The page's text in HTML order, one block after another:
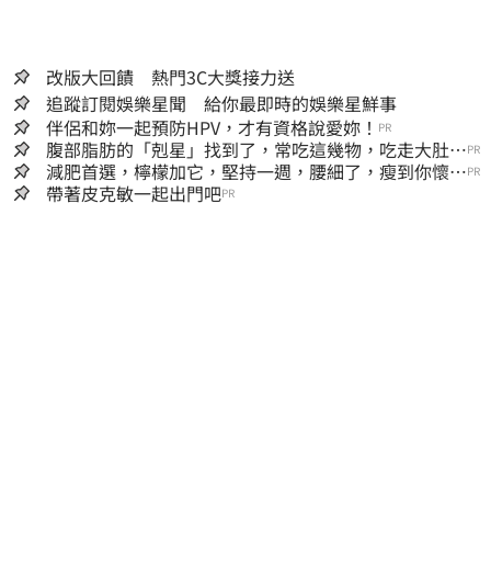
改版大回饋 熱門3C大獎接力送
追蹤訂閱娛樂星聞 給你最即時的娛樂星鮮事
伴侶和妳一起預防HPV，才有資格說愛妳！ PR
腹部脂肪的「剋星」找到了，常吃這幾物，吃走大肚
囊，瘦出小蠻腰
PR
減肥首選，檸檬加它，堅持一週，腰細了，瘦到你懷疑
人生
PR
帶著皮克敏一起出門吧PR